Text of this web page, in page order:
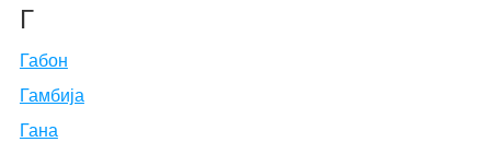
Г
Габон
Гамбија
Гана